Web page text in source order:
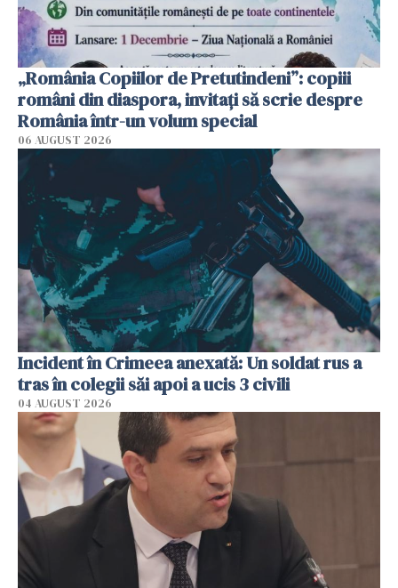
„România Copiilor de Pretutindeni”: copiii
români din diaspora, invitați să scrie despre
România într-un volum special
06 AUGUST 2026
Incident în Crimeea anexată: Un soldat rus a
tras în colegii săi apoi a ucis 3 civili
04 AUGUST 2026